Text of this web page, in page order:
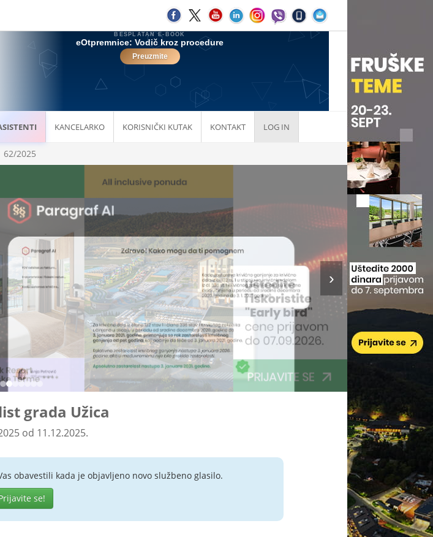
KANCELARKO KORISNIČKI KUTAK KONTAKT LOG IN
62/2025
grada Užica
od 11.12.2025.
obavestili kada je objavljeno novo službeno glasilo.
se!